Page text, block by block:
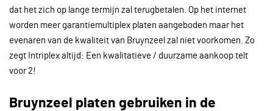
dat het zich op lange termijn zal terugbetalen. Op het internet
worden meer garantiemultiplex platen aangeboden maar het
evenaren van de kwaliteit van Bruynzeel zal niet voorkomen. Zo
zegt Intriplex altijd: Een kwalitatieve / duurzame aankoop telt
voor 2!
Bruynzeel platen gebruiken in de